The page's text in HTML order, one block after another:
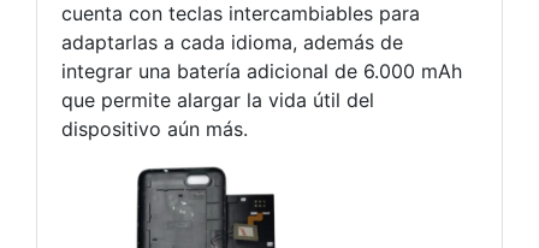
cuenta con teclas intercambiables para
adaptarlas a cada idioma, además de
integrar una batería adicional de 6.000 mAh
que permite alargar la vida útil del
dispositivo aún más.